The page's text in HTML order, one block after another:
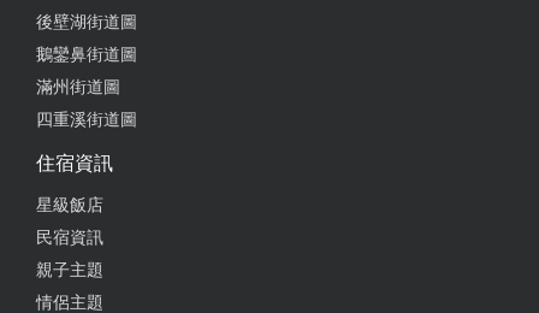
檯前很多熱賣品項，隨取隨走外帶很方便 水煎包有分
餅是外皮柔軟
後壁湖街道圖
鵝鑾鼻街道圖
滿州街道圖
四重溪街道圖
住宿資訊
星級飯店
民宿資訊
親子主題
情侶主題